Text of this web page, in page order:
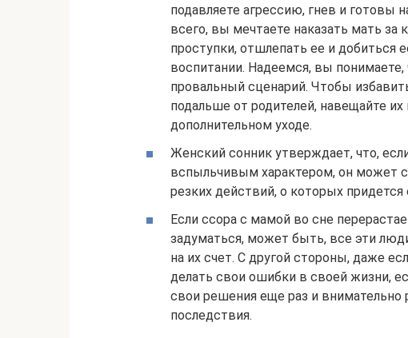
подавляете агрессию, гнев и готовы
всего, вы мечтаете наказать мать
проступки, отшлепать ее и добиться
воспитании. Надеемся, вы
провальный сценарий. Чтобы
подальше от родителей, навещайте
дополнительном уходе.
Женский сонник утверждает, что,
вспыльчивым характером, он может
резких действий, о которых придется
Если ссора с мамой во сне
задуматься, может быть, все эти
на их счет. С другой стороны, даже
делать свои ошибки в своей жизни,
свои решения еще раз и
последствия.